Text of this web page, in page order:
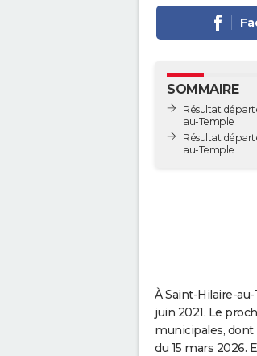
SOMMAIRE
Résultat
au-Temple
Résultat
au-Temple
À Saint-Hilaire-
juin 2021. Le
municipales,
du 15 mars 2026.